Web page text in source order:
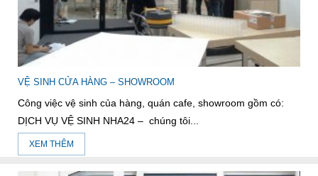
VỆ SINH CỬA HÀNG – SHOWROOM
Công việc vệ sinh của hàng, quán cafe, showroom gồm có:
DỊCH VỤ VỆ SINH NHA24 – chúng tôi...
XEM THÊM